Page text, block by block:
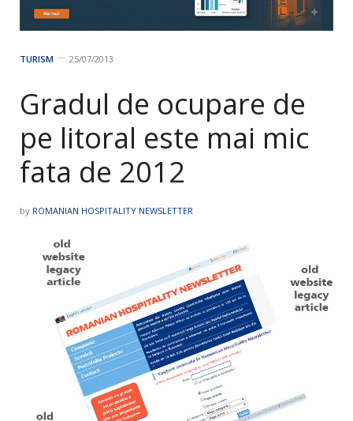
TURISM 25/07/2013
Gradul de ocupare de
pe litoral este mai mic
fata de 2012
by ROMANIAN HOSPITALITY NEWSLETTER